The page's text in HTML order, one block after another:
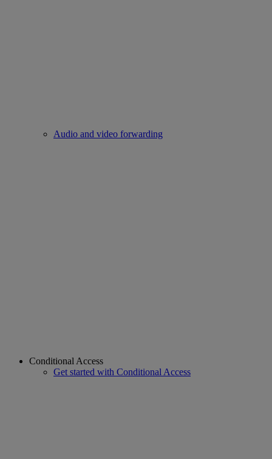
Audio and video forwarding
Conditional Access
Get started with Conditional Access